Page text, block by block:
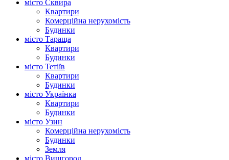
місто Сквира
Квартири
Комерційна нерухомість
Будинки
місто Тараща
Квартири
Будинки
місто Тетіїв
Квартири
Будинки
місто Українка
Квартири
Будинки
місто Узин
Комерційна нерухомість
Будинки
Земля
місто Вишгород